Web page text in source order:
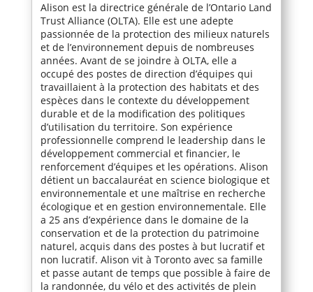
Alison est la directrice générale de l’Ontario Land
Trust Alliance (OLTA). Elle est une adepte
passionnée de la protection des milieux naturels
et de l’environnement depuis de nombreuses
années. Avant de se joindre à OLTA, elle a
occupé des postes de direction d’équipes qui
travaillaient à la protection des habitats et des
espèces dans le contexte du développement
durable et de la modification des politiques
d’utilisation du territoire. Son expérience
professionnelle comprend le leadership dans le
développement commercial et financier, le
renforcement d’équipes et les opérations. Alison
détient un baccalauréat en science biologique et
environnementale et une maîtrise en recherche
écologique et en gestion environnementale. Elle
a 25 ans d’expérience dans le domaine de la
conservation et de la protection du patrimoine
naturel, acquis dans des postes à but lucratif et
non lucratif. Alison vit à Toronto avec sa famille
et passe autant de temps que possible à faire de
la randonnée, du vélo et des activités de plein